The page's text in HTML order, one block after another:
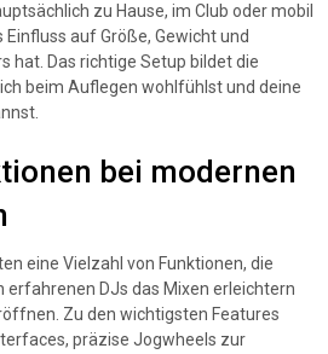
zu Hause, im Club oder mobil
auf Größe, Gewicht und
hat. Das richtige Setup bildet die
beim Auflegen wohlfühlst und deine
bei modernen
eine Vielzahl von Funktionen, die
erfahrenen DJs das Mixen erleichtern
Zu den wichtigsten Features
präzise Jogwheels zur